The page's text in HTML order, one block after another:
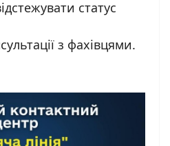
статус
з фахівцями.